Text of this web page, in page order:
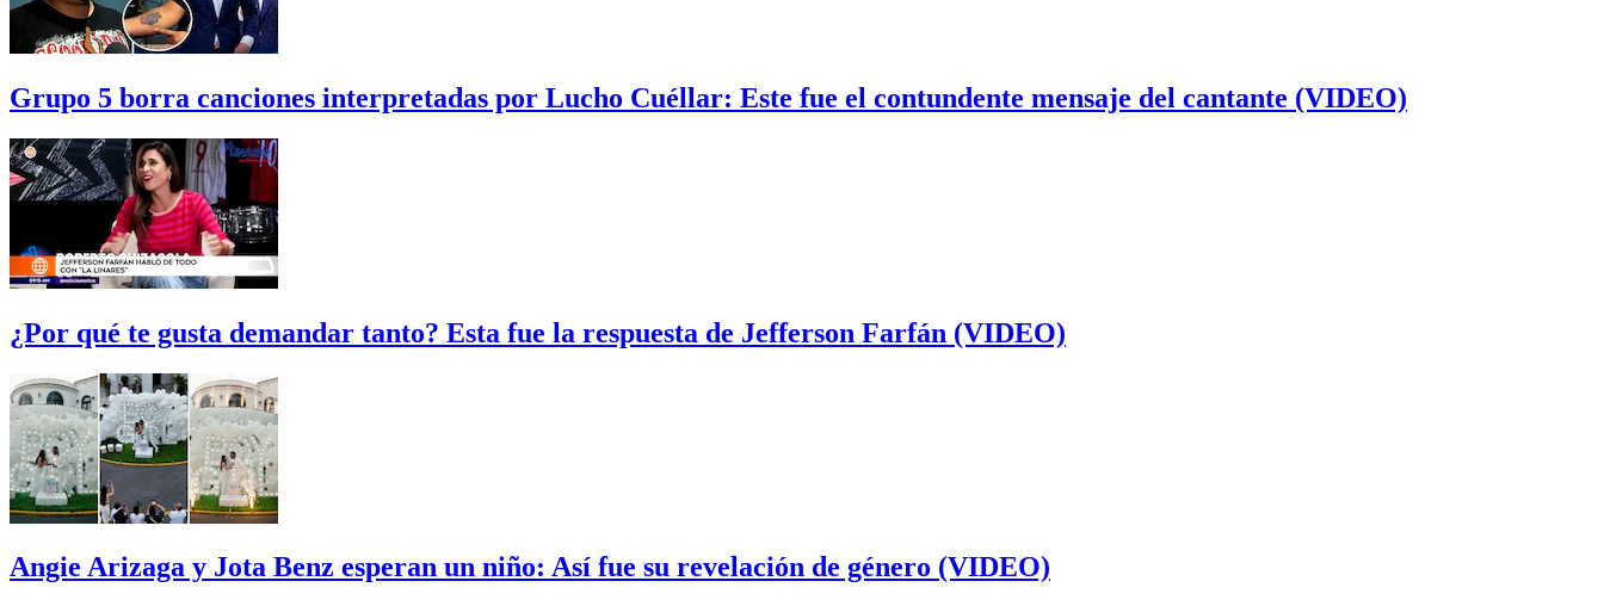
Grupo 5 borra canciones interpretadas por Lucho Cuéllar: Este fue el contundente mensaje del cantante (VIDEO)
¿Por qué te gusta demandar tanto? Esta fue la respuesta de Jefferson Farfán (VIDEO)
Angie Arizaga y Jota Benz esperan un niño: Así fue su revelación de género (VIDEO)